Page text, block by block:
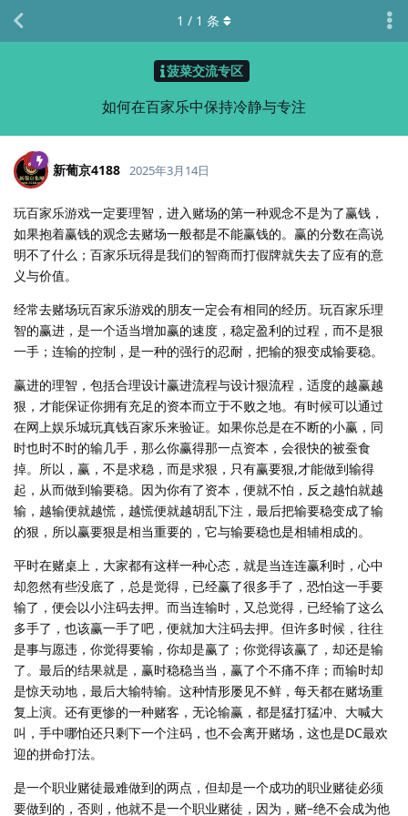
菠菜交流专区
如何在百家乐中保持冷静与专注
1 / 1 条
新葡京4188 2025年3月14日
玩百家乐游戏一定要理智，进入赌场的第一种观念不是为了赢钱，
如果抱着赢钱的观念去赌场一般都是不能赢钱的。赢的分数在高说
明不了什么；百家乐玩得是我们的智商而打假牌就失去了应有的意
义与价值。
经常去赌场玩百家乐游戏的朋友一定会有相同的经历。玩百家乐理
智的赢进，是一个适当增加赢的速度，稳定盈利的过程，而不是狠
一手；连输的控制，是一种的强行的忍耐，把输的狠变成输要稳。
赢进的理智，包括合理设计赢进流程与设计狠流程，适度的越赢越
狠，才能保证你拥有充足的资本而立于不败之地。有时候可以通过
在网上娱乐城玩真钱百家乐来验证。如果你总是在不断的小赢，同
时也时不时的输几手，那么你赢得那一点资本，会很快的被蚕食
掉。所以，赢，不是求稳，而是求狠，只有赢要狠,才能做到输得
起，从而做到输要稳。因为你有了资本，便就不怕，反之越怕就越
输，越输便就越慌，越慌便就越胡乱下注，最后把输要稳变成了输
的狠，所以赢要狠是相当重要的，它与输要稳也是相辅相成的。
平时在赌桌上，大家都有这样一种心态，就是当连连赢利时，心中
却忽然有些没底了，总是觉得，已经赢了很多手了，恐怕这一手要
输了，便会以小注码去押。而当连输时，又总觉得，已经输了这么
多手了，也该赢一手了吧，便就加大注码去押。但许多时候，往往
是事与愿违，你觉得要输，你却是赢了；你觉得该赢了，却还是输
了。最后的结果就是，赢时稳稳当当，赢了个不痛不痒；而输时却
是惊天动地，最后大输特输。这种情形屡见不鲜，每天都在赌场重
复上演。还有更惨的一种赌客，无论输赢，都是猛打猛冲、大喊大
叫，手中哪怕还只剩下一个注码，也不会离开赌场，这也是DC最欢
迎的拼命打法。
是一个职业赌徒最难做到的两点，但却是一个成功的职业赌徒必须
要做到的，否则，他就不是一个职业赌徒，因为，赌–绝不会成为他